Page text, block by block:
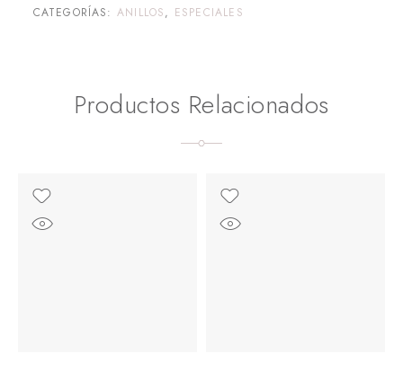
CATEGORÍAS: ANILLOS, ESPECIALES
Productos Relacionados